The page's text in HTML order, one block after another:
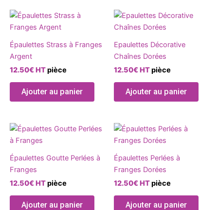
page
produit
Épaulettes Strass à Franges
Argent
12.50€HTpièce
Ajouter au panier
Epaulettes Décorative
Chaînes Dorées
12.50€HTpièce
Ajouter au panier
Épaulettes Goutte Perlées à
Franges
12.50€HTpièce
Ajouter au panier
Épaulettes Perlées à
Franges Dorées
12.50€HTpièce
Ajouter au panier